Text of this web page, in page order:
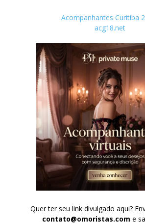
Acompanhantes Curitiba
acg18.net
Quer ter seu link divulgado aqui?
contato@omoristas.com e